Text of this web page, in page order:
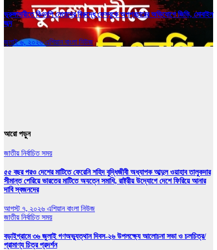
ভূরুঙ্গামারীতে বিএনপি নেতাদের বিরুদ্ধে ফেসবুকে অপপ্রচারের অভিযোগে জিডি, মোবাইল
জব্দ
জুলাই ৬, ২০২৬এশিয়ান বাংলা নিউজ
আরো পড়ুন
জাতীয় নির্বাচিত সময়
৫৫ বছর পরও দেশের মাটিতে ফেরেনি শহিদ বুদ্ধিজীবী অধ্যাপক আব্দুল ওয়াহাব তালুকদার
সীমান্ত পেরিয়ে ভারতের মাটিতে অযত্নে সমাধি, রাষ্ট্রীয় উদ্যোগে দেশে ফিরিয়ে আনার
দাবি স্বজনদের
আগস্ট ৭, ২০২৬ এশিয়ান বাংলা নিউজ
জাতীয় নির্বাচিত সময়
বড়াইগ্রামে ৩৬ জুলাই গণঅভ্যুত্থান দিবস-২৬ উপলক্ষ্যে আলোচনা সভা ও চলচিত্র/
প্রামাণ্য চিত্র প্রদর্শন